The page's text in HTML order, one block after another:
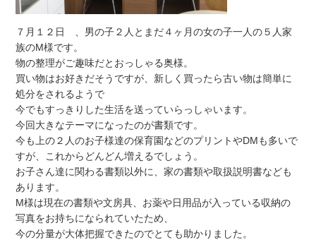
７月１２日 、男の子２人とまだ４ヶ月の女の子一人の５人家
族のM様です。
物の整理がご趣味だとおっしゃる奥様。
買い物はお好きだそうですが、新しく買ったら古い物は簡単に
処分をされるようで
今でもすっきりした生活を送っていらっしゃいます。
今回大きなテーマになったのが書類です。
今も上の２人のお子様達の保育園などのプリントやDMも多いで
すが、これからどんどん増えるでしょう。
お子さん達に関わる書類以外に、家の書類や取扱説明書なども
あります。
M様は現在の書類や文房具、お薬や日用品が入っている収納の
写真をお持ちになられていたため、
今の分量が大体把握できたのでとても助かりました。